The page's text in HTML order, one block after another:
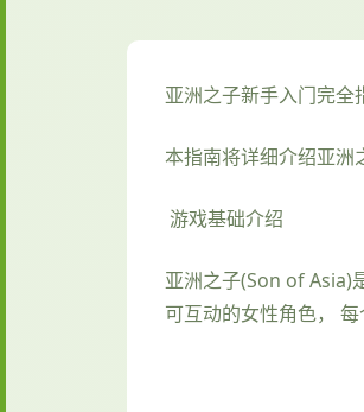
亚洲之子新手入门完全
本指南将详细介绍亚洲
游戏基础介绍
亚洲之子(Son of Asia)
可互动的女性角色，